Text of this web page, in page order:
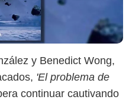
y Benedict Wong,
'El problema de
continuar cautivando